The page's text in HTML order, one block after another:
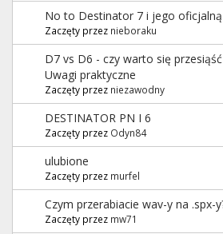
No to Destinator 7 i jego
Zaczęty przez nieboraku
D7 vs D6 - czy warto się
Uwagi praktyczne
Zaczęty przez niezawodny
DESTINATOR PN I 6
Zaczęty przez Odyn84
ulubione
Zaczęty przez murfel
Czym przerabiacie wav-y na .spx-
Zaczęty przez mw71